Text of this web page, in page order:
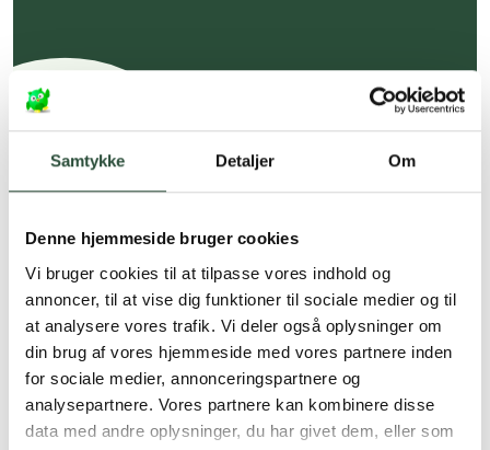
Samtykke Detaljer Om
Denne hjemmeside bruger cookies
Vi bruger cookies til at tilpasse vores indhold og
annoncer, til at vise dig funktioner til sociale medier og til
at analysere vores trafik. Vi deler også oplysninger om
din brug af vores hjemmeside med vores partnere inden
for sociale medier, annonceringspartnere og
analysepartnere. Vores partnere kan kombinere disse
data med andre oplysninger, du har givet dem, eller som